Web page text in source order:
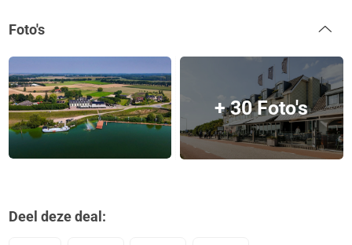
Foto's
+ 30 Foto's
Deel deze deal: